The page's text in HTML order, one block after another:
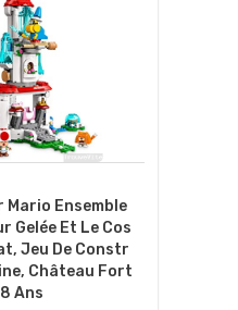
Mario Ensemble
Gelée Et Le Cos
Jeu De Constr
Château Fort
Ans